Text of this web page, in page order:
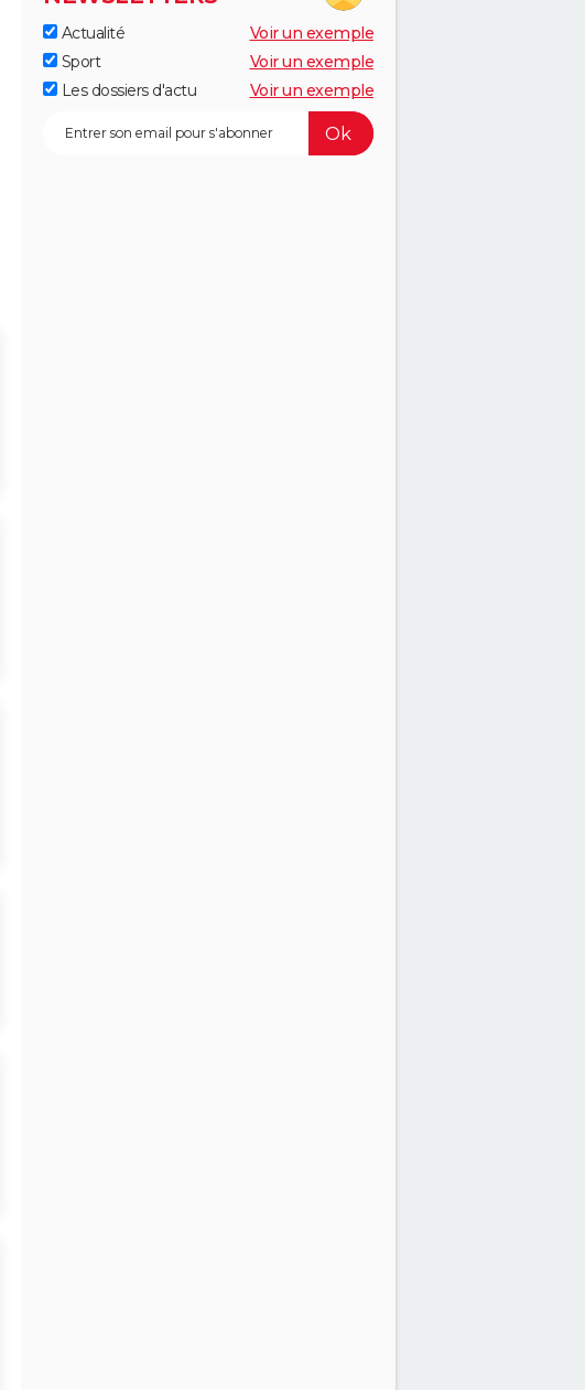
Actualité
Voir un exemple
Sport
Voir un exemple
Les dossiers d'actu
Voir un exemple